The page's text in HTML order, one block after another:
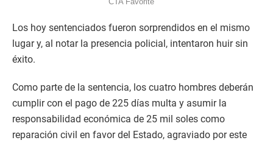
Los hoy sentenciados fueron sorprendidos en el mismo
lugar y, al notar la presencia policial, intentaron huir sin
éxito.
Como parte de la sentencia, los cuatro hombres deberán
cumplir con el pago de 225 días multa y asumir la
responsabilidad económica de 25 mil soles como
reparación civil en favor del Estado, agraviado por este